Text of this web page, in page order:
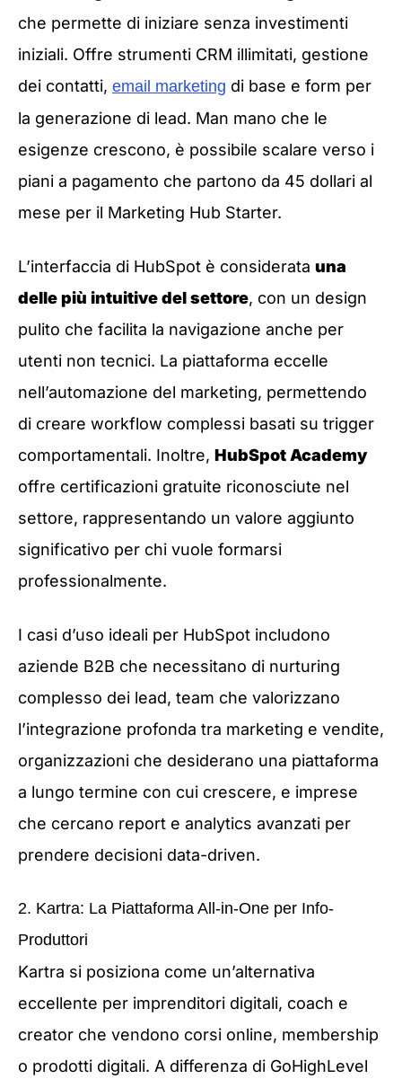
che permette di iniziare senza investimenti
iniziali. Offre strumenti CRM illimitati, gestione
dei contatti, email marketing di base e form per
la generazione di lead. Man mano che le
esigenze crescono, è possibile scalare verso i
piani a pagamento che partono da 45 dollari al
mese per il Marketing Hub Starter.
L’interfaccia di HubSpot è considerata una
delle più intuitive del settore, con un design
pulito che facilita la navigazione anche per
utenti non tecnici. La piattaforma eccelle
nell’automazione del marketing, permettendo
di creare workflow complessi basati su trigger
comportamentali. Inoltre, HubSpot Academy
offre certificazioni gratuite riconosciute nel
settore, rappresentando un valore aggiunto
significativo per chi vuole formarsi
professionalmente.
I casi d’uso ideali per HubSpot includono
aziende B2B che necessitano di nurturing
complesso dei lead, team che valorizzano
l’integrazione profonda tra marketing e vendite,
organizzazioni che desiderano una piattaforma
a lungo termine con cui crescere, e imprese
che cercano report e analytics avanzati per
prendere decisioni data-driven.
2. Kartra: La Piattaforma All-in-One per Info-
Produttori
Kartra si posiziona come un’alternativa
eccellente per imprenditori digitali, coach e
creator che vendono corsi online, membership
o prodotti digitali. A differenza di GoHighLevel